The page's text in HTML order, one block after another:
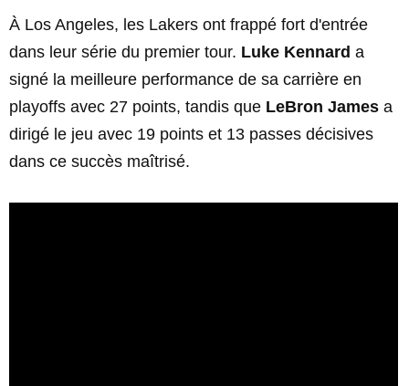
À Los Angeles, les Lakers ont frappé fort d'entrée
dans leur série du premier tour. Luke Kennard a
signé la meilleure performance de sa carrière en
playoffs avec 27 points, tandis que LeBron James a
dirigé le jeu avec 19 points et 13 passes décisives
dans ce succès maîtrisé.